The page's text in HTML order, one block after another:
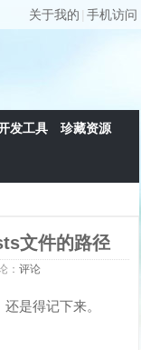
关于我的 | 手机访问
发工具 珍藏资源
文件的路径
： 评论
是得记下来。